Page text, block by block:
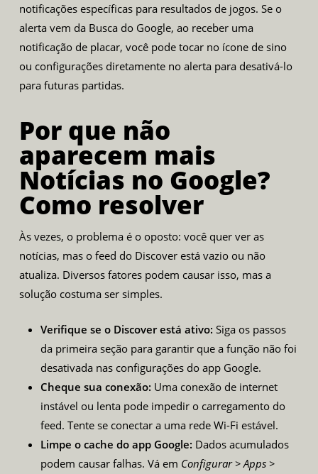
notificações específicas para resultados de jogos. Se o
alerta vem da Busca do Google, ao receber uma
notificação de placar, você pode tocar no ícone de sino
ou configurações diretamente no alerta para desativá-lo
para futuras partidas.
Por que não
aparecem mais
Notícias no Google?
Como resolver
Às vezes, o problema é o oposto: você quer ver as
notícias, mas o feed do Discover está vazio ou não
atualiza. Diversos fatores podem causar isso, mas a
solução costuma ser simples.
Verifique se o Discover está ativo: Siga os passos
da primeira seção para garantir que a função não foi
desativada nas configurações do app Google.
Cheque sua conexão: Uma conexão de internet
instável ou lenta pode impedir o carregamento do
feed. Tente se conectar a uma rede Wi-Fi estável.
Limpe o cache do app Google: Dados acumulados
podem causar falhas. Vá em Configurar > Apps >